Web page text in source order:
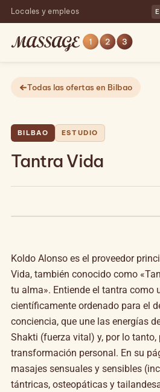
Locales y empleos
Todas las ofertas en Bilbao
BILBAO ESTUDIO
Tantra Vida
Koldo Alonso es el proveedor
Vida, también conocido como
tu alma». Entiende el tantra como
científicamente ordenado para el
conciencia, que une las energías
Shakti (fuerza vital) y, por lo tanto,
transformación personal. En su
masajes sensuales y sensibles
tántricas, osteopáticas y